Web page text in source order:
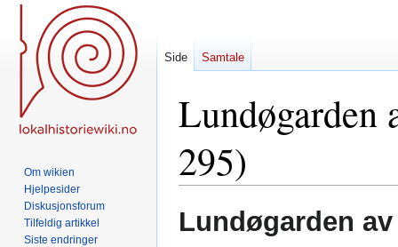
Lundøgarden
295)
Hopp
til
Hopp
til
Lundøgarden
Side Samtale
Om wikien
Hjelpesider
Diskusjonsforum
Tilfeldig artikkel
Siste endringer